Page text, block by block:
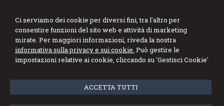
Ci serviamo dei cookie per diversi fini, tra l'altro per
consentire funzioni del sito web e attività di marketing
mirate. Per maggiori informazioni, riveda la nostra
informativa sulla privacy e sui cookie. Può gestire le
impostazioni relative ai cookie, cliccando su 'Gestisci Cookie'
ACCETTA TUTTI
Bezzegato Rigoni Ranzato
Lorenzin Pierobon
Network professionale
Menu
Il network professionale